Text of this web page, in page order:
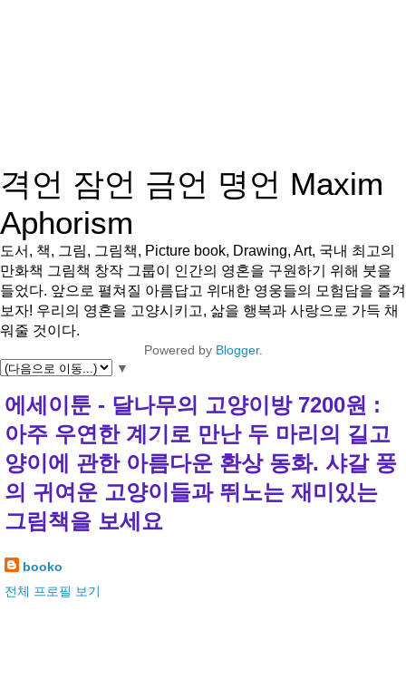
격언 잠언 금언 명언 Maxim
Aphorism
도서, 책, 그림, 그림책, Picture book, Drawing, Art, 국내 최고의
만화책 그림책 창작 그룹이 인간의 영혼을 구원하기 위해 붓을
들었다. 앞으로 펼쳐질 아름답고 위대한 영웅들의 모험담을 즐겨
보자! 우리의 영혼을 고양시키고, 삶을 행복과 사랑으로 가득 채
워줄 것이다.
Powered by Blogger.
▼
에세이툰 - 달나무의 고양이방 7200원 :
아주 우연한 계기로 만난 두 마리의 길고
양이에 관한 아름다운 환상 동화. 샤갈 풍
의 귀여운 고양이들과 뛰노는 재미있는
그림책을 보세요
booko
전체 프로필 보기